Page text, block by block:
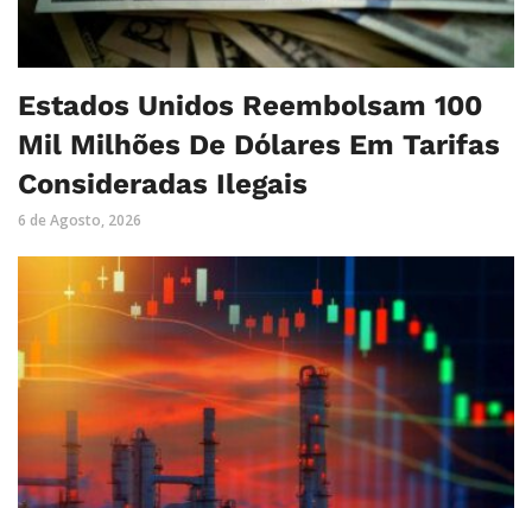
Estados Unidos Reembolsam 100
Mil Milhões De Dólares Em Tarifas
Consideradas Ilegais
6 de Agosto, 2026